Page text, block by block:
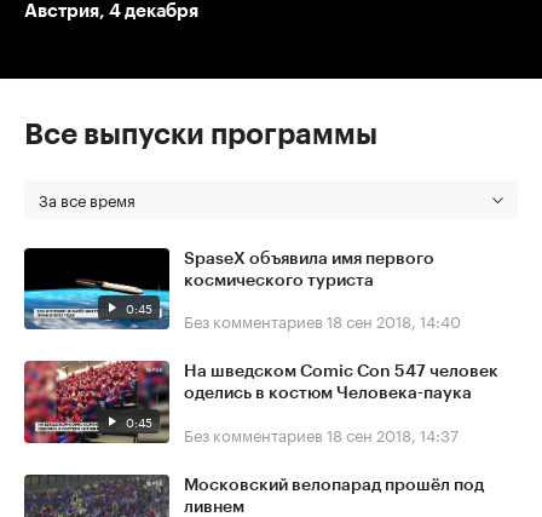
Австрия, 4 декабря
Все выпуски программы
За все время
0:45
SpaseX объявила имя первого
космического туриста
Без комментариев 18 сен 2018, 14:40
0:45
На шведском Comic Con 547 человек
оделись в костюм Человека-паука
Без комментариев 18 сен 2018, 14:37
Московский велопарад прошёл под
ливнем